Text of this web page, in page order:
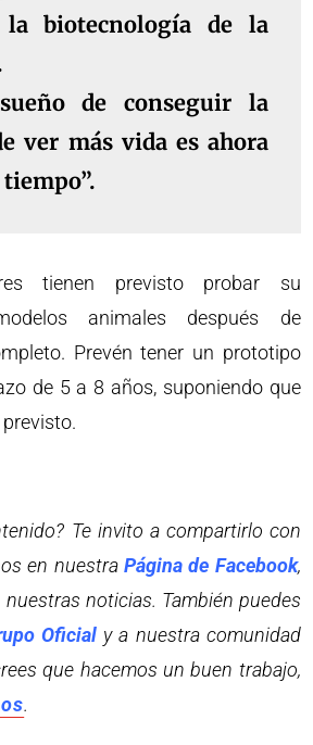
la biotecnología de la
de conseguir la
ver más vida es ahora
tienen previsto probar su
animales después de
Prevén tener un prototipo
de 5 a 8 años, suponiendo que
Te invito a compartirlo con
en nuestraPágina de Facebook,
noticias. También puedes
Oficial y a nuestra comunidad
que hacemos un buen trabajo,
.